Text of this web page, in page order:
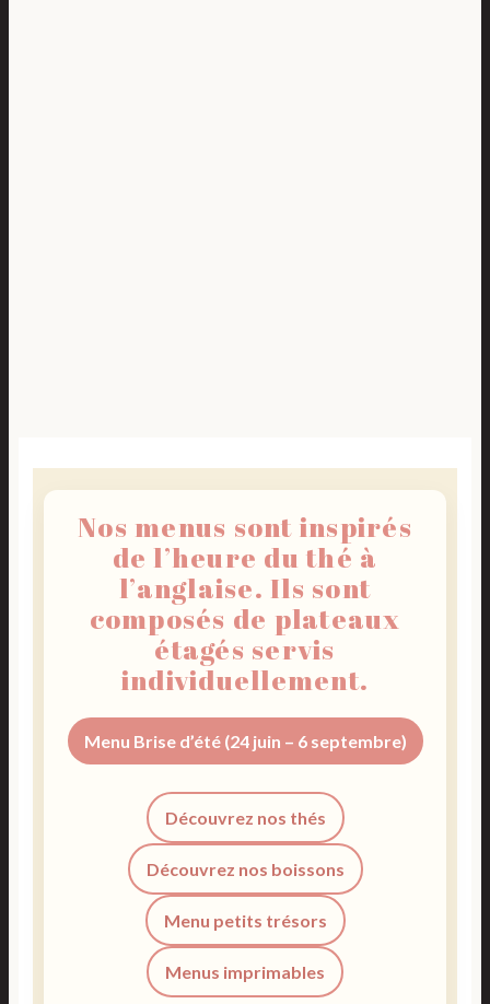
Nos menus sont inspirés
de l’heure du thé à
l’anglaise. Ils sont
composés de plateaux
étagés servis
individuellement.
Menu Brise d’été (24 juin – 6 septembre)
Découvrez nos thés
Découvrez nos boissons
Menu petits trésors
Menus imprimables